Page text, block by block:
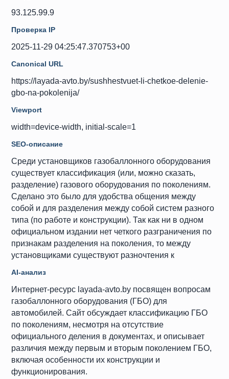
93.125.99.9
Проверка IP
2025-11-29 04:25:47.370753+00
Canonical URL
https://layada-avto.by/sushhestvuet-li-chetkoe-delenie-
gbo-na-pokolenija/
Viewport
width=device-width, initial-scale=1
SEO-описание
Среди установщиков газобаллонного оборудования
существует классификация (или, можно сказать,
разделение) газового оборудования по поколениям.
Сделано это было для удобства общения между
собой и для разделения между собой систем разного
типа (по работе и конструкции). Так как ни в одном
официальном издании нет четкого разграничения по
признакам разделения на поколения, то между
установщиками существуют разночтения к
AI-анализ
Интернет-ресурс layada-avto.by посвящен вопросам
газобаллонного оборудования (ГБО) для
автомобилей. Сайт обсуждает классификацию ГБО
по поколениям, несмотря на отсутствие
официального деления в документах, и описывает
различия между первым и вторым поколением ГБО,
включая особенности их конструкции и
функционирования.